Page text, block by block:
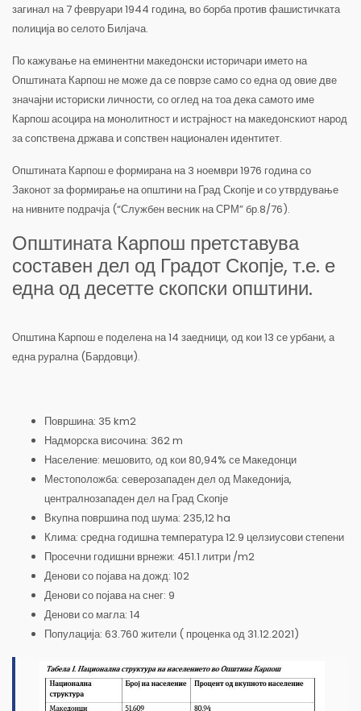
загинал на 7 февруари 1944 година, во борба против фашистичката
полиција во селото Билјача.
По кажување на еминентни македонски историчари името на
Општината Карпош не може да се поврзе само со една од овие две
значајни историски личности, со оглед на тоа дека самото име
Карпош асоцира на монолитност и истрајност на македонскиот народ
за сопствена држава и сопствен национален идентитет.
Општината Карпош е формирана на 3 ноември 1976 година со
Законот за формирање на општини на Град Скопје и со утврдување
на нивните подрачја (“Службен весник на СРМ” бр.8/76).
Општината Карпош претставува
составен дел од Градот Скопје, т.е. е
една од десетте скопски општини.
Општина Карпош е поделена на 14 заедници, од кои 13 се урбани, а
една рурална (Бардовци).
Површина: 35 km2
Надморска височина: 362 m
Население: мешовито, од кои 80,94% се Mакедонци
Местоположба: северозападен дел од Македонија,
централнозападен дел на Град Скопје
Вкупна површина под шума: 235,12 ha
Клима: средна годишна температура 12.9 целзиусови степени
Просечни годишни врнежи: 451.1 литри /m2
Денови со појава на дожд: 102
Денови со појава на снег: 9
Денови со магла: 14
Популација: 63.760 жители ( проценка од 31.12.2021)